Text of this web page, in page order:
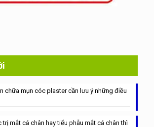
chữa mụn cóc plaster cần lưu ý những điều
trị mắt cá chân hay tiểu phẫu mắt cá chân thì